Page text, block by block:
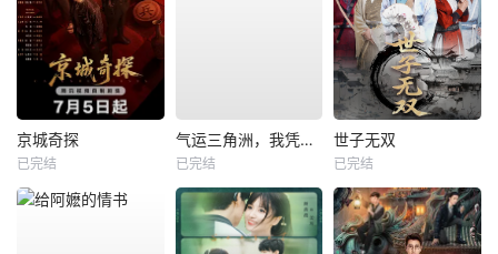
京城奇探
已完结
气运三角洲，我凭操作吊打全球
已完结
世子无双
已完结